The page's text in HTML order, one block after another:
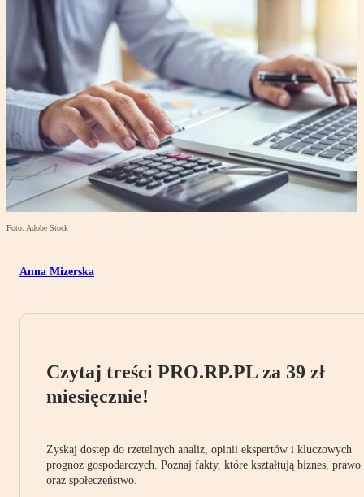
Foto: Adobe Stock
Anna Mizerska
Czytaj treści PRO.RP.PL za 39 zł
miesięcznie!
Zyskaj dostęp do rzetelnych analiz, opinii ekspertów i kluczowych
prognoz gospodarczych. Poznaj fakty, które kształtują biznes, prawo
oraz społeczeństwo.